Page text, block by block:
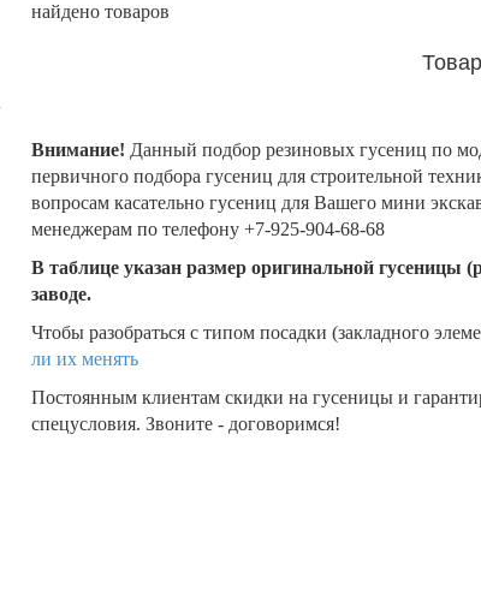
найдено товаров
Внимание! Данный подбор резиновых гусениц по
первичного подбора гусениц для строительной
вопросам касательно гусениц для Вашего мини
менеджерам по телефону +7-925-904-68-68
В таблице указан размер оригинальной гусеницы
заводе.
Чтобы разобраться с типом посадки (закладного
ли их менять
Постоянным клиентам скидки на гусеницы и
спецусловия. Звоните - договоримся!